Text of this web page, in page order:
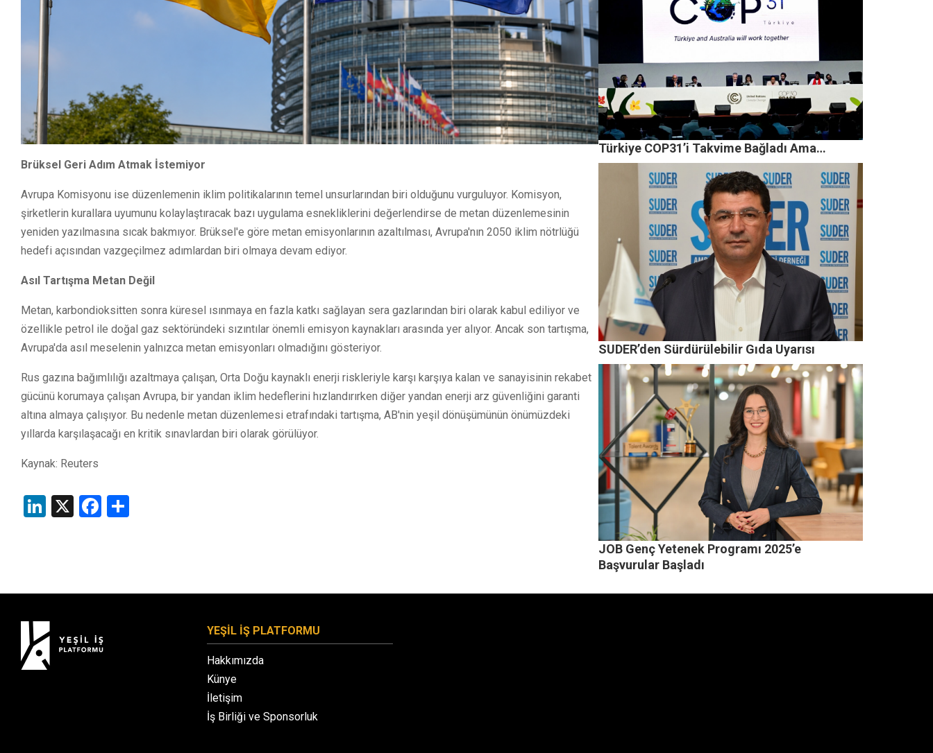
Brüksel Geri Adım Atmak İstemiyor
Avrupa Komisyonu ise düzenlemenin iklim politikalarının temel unsurlarından biri olduğunu vurguluyor. Komisyon,
şirketlerin kurallara uyumunu kolaylaştıracak bazı uygulama esnekliklerini değerlendirse de metan düzenlemesinin
yeniden yazılmasına sıcak bakmıyor. Brüksel'e göre metan emisyonlarının azaltılması, Avrupa'nın 2050 iklim nötrlüğü
hedefi açısından vazgeçilmez adımlardan biri olmaya devam ediyor.
Asıl Tartışma Metan Değil
Metan, karbondioksitten sonra küresel ısınmaya en fazla katkı sağlayan sera gazlarından biri olarak kabul ediliyor ve
özellikle petrol ile doğal gaz sektöründeki sızıntılar önemli emisyon kaynakları arasında yer alıyor. Ancak son tartışma,
Avrupa'da asıl meselenin yalnızca metan emisyonları olmadığını gösteriyor.
Rus gazına bağımlılığı azaltmaya çalışan, Orta Doğu kaynaklı enerji riskleriyle karşı karşıya kalan ve sanayisinin rekabet
gücünü korumaya çalışan Avrupa, bir yandan iklim hedeflerini hızlandırırken diğer yandan enerji arz güvenliğini garanti
altına almaya çalışıyor. Bu nedenle metan düzenlemesi etrafındaki tartışma, AB'nin yeşil dönüşümünün önümüzdeki
yıllarda karşılaşacağı en kritik sınavlardan biri olarak görülüyor.
Kaynak: Reuters
LinkedIn
X Facebook
Türkiye COP31’i Takvime Bağladı Ama…
SUDER’den Sürdürülebilir Gıda Uyarısı
JOB Genç Yetenek Programı 2025’e
Başvurular Başladı
YEŞİL İŞ PLATFORMU
Hakkımızda
Künye
İletişim
İş Birliği ve Sponsorluk